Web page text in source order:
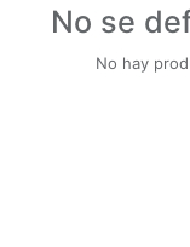
No se
No hay